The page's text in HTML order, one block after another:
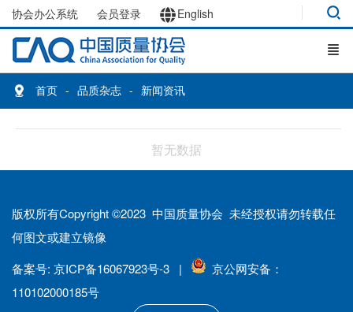
协会办公系统 会员登录 English
首页 品质杂志 新闻资讯
暂无数据
版权所有Copyright ©2023 中国质量协会 未经授权请勿转载任
何图文或建立镜像
备案号: 京ICP备16067923号-3 |
京公网安备：
110102000185号